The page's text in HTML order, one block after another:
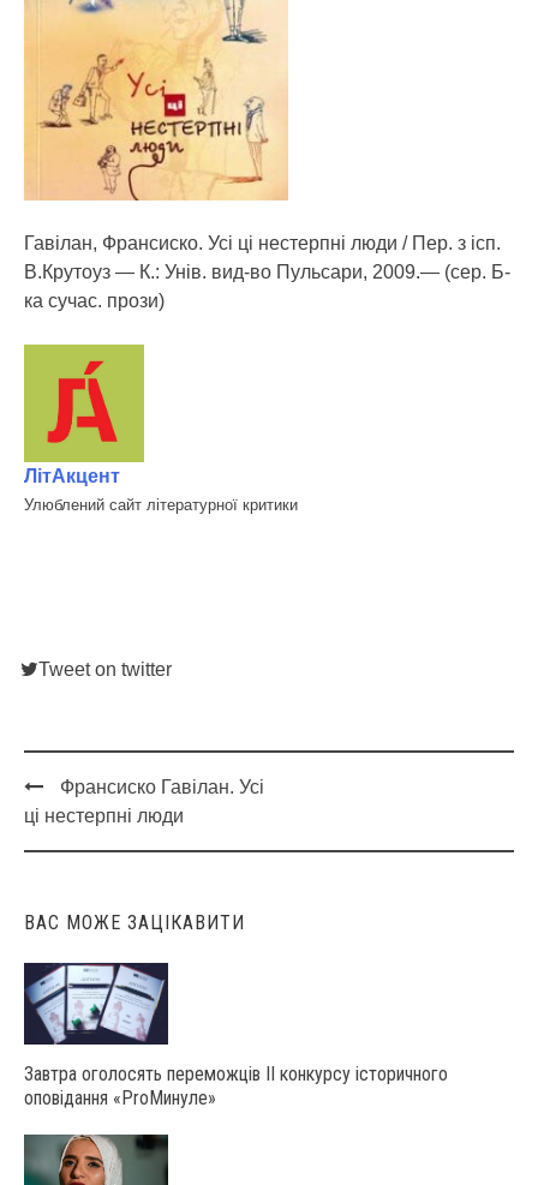
Гавілан, Франсиско. Усі ці нестерпні люди / Пер. з ісп.
В.Крутоуз — К.: Унів. вид-во Пульсари, 2009.— (сер. Б-
ка сучас. прози)
ЛітАкцент
Улюблений сайт літературної критики
Tweet on twitter
Post
navigation
Франсиско Гавілан. Усі
ці нестерпні люди
ВАС МОЖЕ ЗАЦІКАВИТИ
Завтра оголосять переможців ІІ конкурсу історичного
оповідання «ProМинуле»